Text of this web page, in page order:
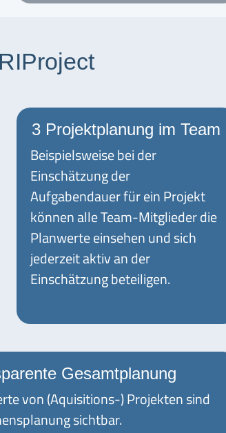
3 Projektplanung im Team
Beispielsweise bei der
Einschätzung der
Aufgabendauer für ein Projekt
können alle Team-Mitglieder die
Planwerte einsehen und sich
jederzeit aktiv an der
Einschätzung beteiligen.
Gesamtplanung
von (Aquisitions-) Projekten sind
sichtbar.